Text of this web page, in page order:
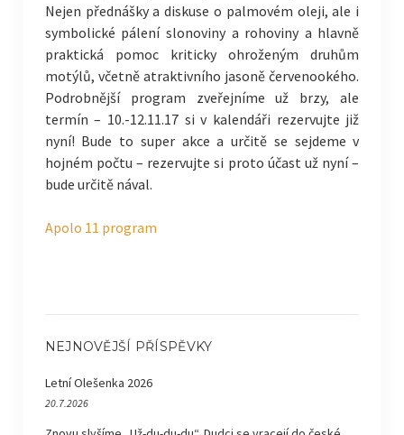
Nejen přednášky a diskuse o palmovém oleji, ale i
symbolické pálení slonoviny a rohoviny a hlavně
praktická pomoc kriticky ohroženým druhům
motýlů, včetně atraktivního jasoně červenookého.
Podrobnější program zveřejníme už brzy, ale
termín – 10.-12.11.17 si v kalendáři rezervujte již
nyní! Bude to super akce a určitě se sejdeme v
hojném počtu – rezervujte si proto účast už nyní –
bude určitě nával.
Apolo 11 program
NEJNOVĚJŠÍ PŘÍSPĚVKY
Letní Olešenka 2026
20.7.2026